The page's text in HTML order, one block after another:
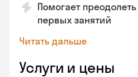
Помогает
первых занятий
Читать дальше
Услуги и цены